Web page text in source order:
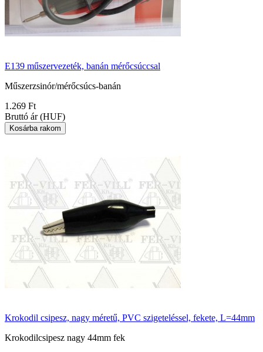
E139 műszervezeték, banán mérőcsúccsal
Műszerzsinór/mérőcsúcs-banán
1.269 Ft
Bruttó ár (HUF)
Krokodil csipesz, nagy méretű, PVC szigeteléssel, fekete, L=44mm
Krokodilcsipesz nagy 44mm fek